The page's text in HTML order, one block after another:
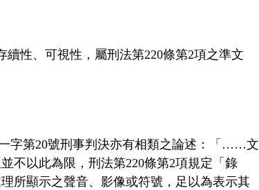
性、可視性，屬刑法第220條第2項之準文
字第20號刑事判決亦有相類之論述：「……文
不以此為限，刑法第220條第2項規定「錄
所顯示之聲音、影像或符號，足以為表示其